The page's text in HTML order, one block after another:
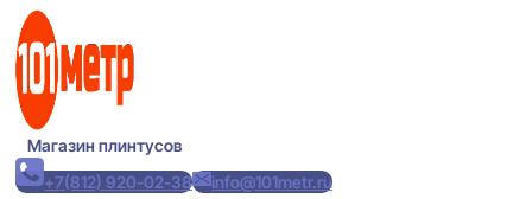
Перейти
содержимому
Магазин плинтусов
+7(812) 920-02-38
info@101metr.ru